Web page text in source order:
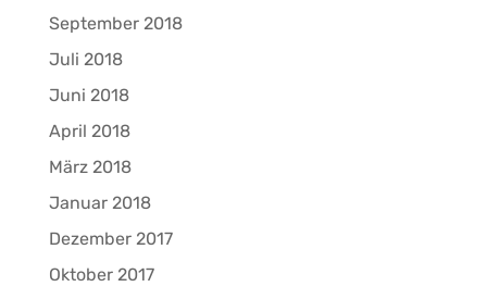
September 2018
Juli 2018
Juni 2018
April 2018
März 2018
Januar 2018
Dezember 2017
Oktober 2017